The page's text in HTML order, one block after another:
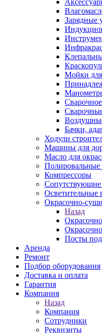
Зарядные
Мойки для
Бачки,
Ходули
Машины для
Масло для
Компрессоры
Сопутствующие
Осветительные
Окрасочно-
Назад
Посты
Аренда
Ремонт
Подбор оборудования
Доставка и оплата
Гарантия
Компания
Назад
Компания
Сотрудники
Реквизиты